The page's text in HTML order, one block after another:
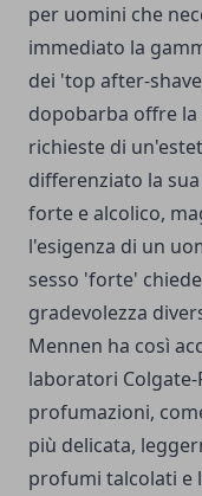
per uomini che
immediato la
dei 'top after-
dopobarba offre la
richieste di
differenziato la
forte e alcolico,
l'esigenza di un
sesso 'forte'
gradevolezza
Mennen ha così
laboratori
profumazioni,
più delicata,
profumi talcolati e